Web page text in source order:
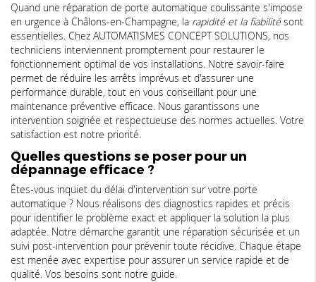
Quand une réparation de porte automatique coulissante s'impose
en urgence à Châlons-en-Champagne, la rapidité et la fiabilitésont
essentielles. Chez AUTOMATISMES CONCEPT SOLUTIONS, nos
techniciens interviennent promptement pour restaurer le
fonctionnement optimal de vos installations. Notre savoir-faire
permet de réduire les arrêts imprévus et d'assurer une
performance durable, tout en vous conseillant pour une
maintenance préventive efficace. Nous garantissons une
intervention soignée et respectueuse des normes actuelles. Votre
satisfaction est notre priorité.
Quelles questions se poser pour un
dépannage efficace ?
Êtes-vous inquiet du délai d'intervention sur votre porte
automatique ? Nous réalisons des diagnostics rapides et précis
pour identifier le problème exact et appliquer la solution la plus
adaptée. Notre démarche garantit une réparation sécurisée et un
suivi post-intervention pour prévenir toute récidive. Chaque étape
est menée avec expertise pour assurer un service rapide et de
qualité. Vos besoins sont notre guide.